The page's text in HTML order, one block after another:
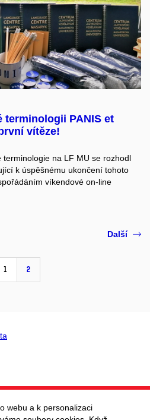
terminologii PANIS et
vítěze!
na LF MU se rozhodl
k úspěšnému ukončení tohoto
víkendové on-line
1 2
Další
webu a k personalizaci